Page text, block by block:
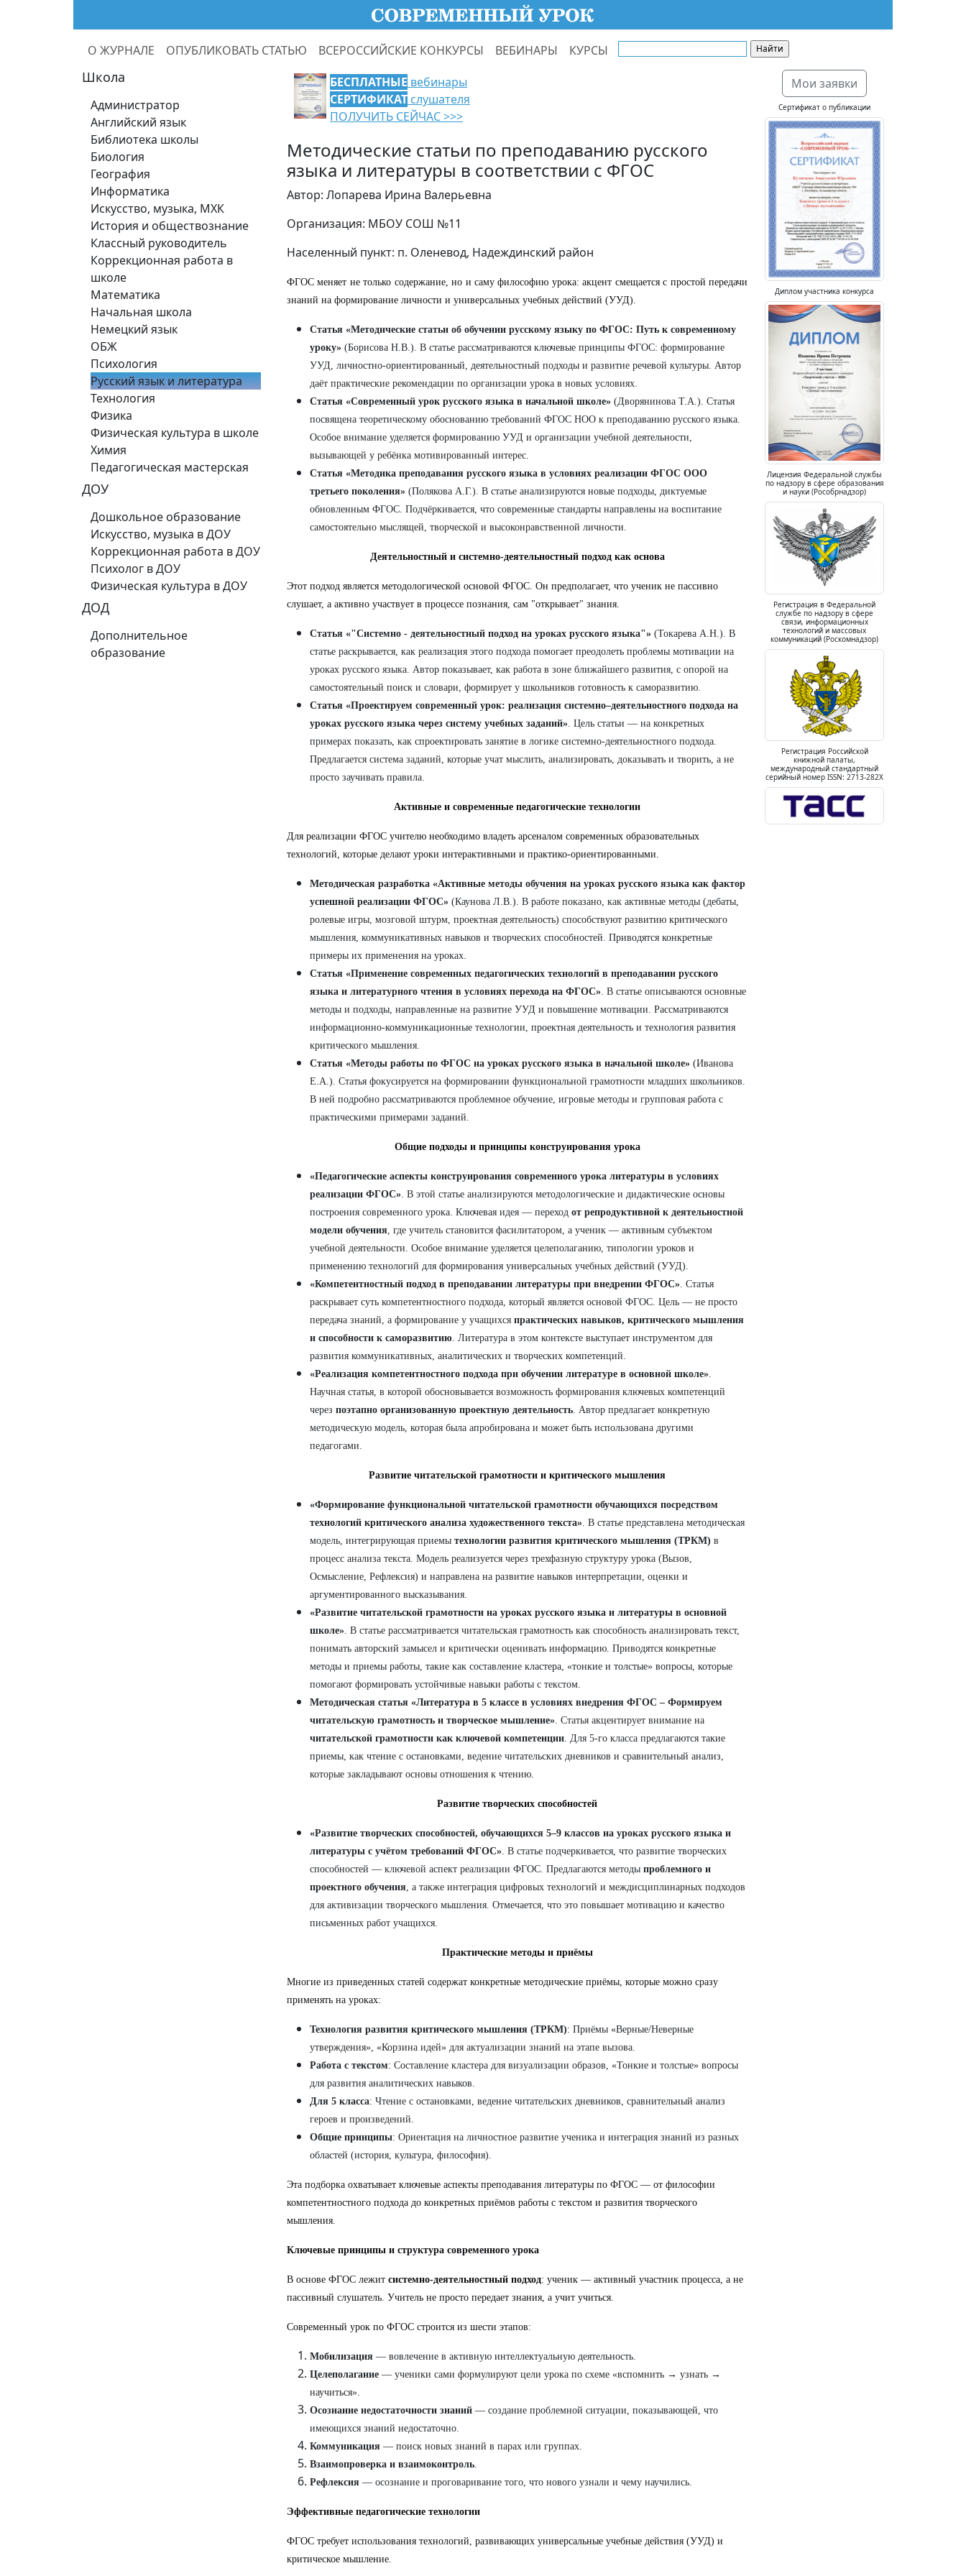
О ЖУРНАЛЕ ОПУБЛИКОВАТЬ СТАТЬЮ ВСЕРОССИЙСКИЕ КОНКУРСЫ ВЕБИНАРЫ КУРСЫ
Школа
Администратор
Английский язык
Библиотека школы
Биология
География
Информатика
Искусство, музыка, МХК
История и обществознание
Классный руководитель
Коррекционная работа в
школе
Математика
Начальная школа
Немецкий язык
ОБЖ
Психология
Русский язык и литература
Технология
Физика
Физическая культура в школе
Химия
Педагогическая мастерская
ДОУ
Дошкольное образование
Искусство, музыка в ДОУ
Коррекционная работа в ДОУ
Психолог в ДОУ
Физическая культура в ДОУ
ДОД
Дополнительное
образование
БЕСПЛАТНЫЕ вебинары
СЕРТИФИКАТ слушателя
ПОЛУЧИТЬ СЕЙЧАС >>>
Методические статьи по преподаванию русского
языка и литературы в соответствии с ФГОС
Автор: Лопарева Ирина Валерьевна
Организация: МБОУ СОШ №11
Населенный пункт: п. Оленевод, Надеждинский район
ФГОС меняет не только содержание, но и саму философию урока: акцент смещается с простой передачи
знаний на формирование личности и универсальных учебных действий (УУД).
Статья «Методические статьи об обучении русскому языку по ФГОС: Путь к современному
уроку» (Борисова Н.В.). В статье рассматриваются ключевые принципы ФГОС: формирование
УУД, личностно-ориентированный, деятельностный подходы и развитие речевой культуры. Автор
даёт практические рекомендации по организации урока в новых условиях.
Статья «Современный урок русского языка в начальной школе» (Дворянинова Т.А.). Статья
посвящена теоретическому обоснованию требований ФГОС НОО к преподаванию русского языка.
Особое внимание уделяется формированию УУД и организации учебной деятельности,
вызывающей у ребёнка мотивированный интерес.
Статья «Методика преподавания русского языка в условиях реализации ФГОС ООО
третьего поколения» (Полякова А.Г.). В статье анализируются новые подходы, диктуемые
обновленным ФГОС. Подчёркивается, что современные стандарты направлены на воспитание
самостоятельно мыслящей, творческой и высоконравственной личности.
Деятельностный и системно-деятельностный подход как основа
Этот подход является методологической основой ФГОС. Он предполагает, что ученик не пассивно
слушает, а активно участвует в процессе познания, сам "открывает" знания.
Статья «"Системно - деятельностный подход на уроках русского языка"» (Токарева А.Н.). В
статье раскрывается, как реализация этого подхода помогает преодолеть проблемы мотивации на
уроках русского языка. Автор показывает, как работа в зоне ближайшего развития, с опорой на
самостоятельный поиск и словари, формирует у школьников готовность к саморазвитию.
Статья «Проектируем современный урок: реализация системно–деятельностного подхода на
уроках русского языка через систему учебных заданий». Цель статьи — на конкретных
примерах показать, как спроектировать занятие в логике системно-деятельностного подхода.
Предлагается система заданий, которые учат мыслить, анализировать, доказывать и творить, а не
просто заучивать правила.
Активные и современные педагогические технологии
Для реализации ФГОС учителю необходимо владеть арсеналом современных образовательных
технологий, которые делают уроки интерактивными и практико-ориентированными.
Методическая разработка «Активные методы обучения на уроках русского языка как фактор
успешной реализации ФГОС» (Каунова Л.В.). В работе показано, как активные методы (дебаты,
ролевые игры, мозговой штурм, проектная деятельность) способствуют развитию критического
мышления, коммуникативных навыков и творческих способностей. Приводятся конкретные
примеры их применения на уроках.
Статья «Применение современных педагогических технологий в преподавании русского
языка и литературного чтения в условиях перехода на ФГОС». В статье описываются основные
методы и подходы, направленные на развитие УУД и повышение мотивации. Рассматриваются
информационно-коммуникационные технологии, проектная деятельность и технология развития
критического мышления.
Статья «Методы работы по ФГОС на уроках русского языка в начальной школе» (Иванова
Е.А.). Статья фокусируется на формировании функциональной грамотности младших школьников.
В ней подробно рассматриваются проблемное обучение, игровые методы и групповая работа с
практическими примерами заданий.
Общие подходы и принципы конструирования урока
«Педагогические аспекты конструирования современного урока литературы в условиях
реализации ФГОС». В этой статье анализируются методологические и дидактические основы
построения современного урока. Ключевая идея — переход от репродуктивной к деятельностной
модели обучения, где учитель становится фасилитатором, а ученик — активным субъектом
учебной деятельности. Особое внимание уделяется целеполаганию, типологии уроков и
применению технологий для формирования универсальных учебных действий (УУД).
«Компетентностный подход в преподавании литературы при внедрении ФГОС». Статья
раскрывает суть компетентностного подхода, который является основой ФГОС. Цель — не просто
передача знаний, а формирование у учащихся практических навыков, критического мышления
и способности к саморазвитию. Литература в этом контексте выступает инструментом для
развития коммуникативных, аналитических и творческих компетенций.
«Реализация компетентностного подхода при обучении литературе в основной школе».
Научная статья, в которой обосновывается возможность формирования ключевых компетенций
через поэтапно организованную проектную деятельность. Автор предлагает конкретную
методическую модель, которая была апробирована и может быть использована другими
педагогами.
Развитие читательской грамотности и критического мышления
«Формирование функциональной читательской грамотности обучающихся посредством
технологий критического анализа художественного текста». В статье представлена методическая
модель, интегрирующая приемы технологии развития критического мышления (ТРКМ) в
процесс анализа текста. Модель реализуется через трехфазную структуру урока (Вызов,
Осмысление, Рефлексия) и направлена на развитие навыков интерпретации, оценки и
аргументированного высказывания.
«Развитие читательской грамотности на уроках русского языка и литературы в основной
школе». В статье рассматривается читательская грамотность как способность анализировать текст,
понимать авторский замысел и критически оценивать информацию. Приводятся конкретные
методы и приемы работы, такие как составление кластера, «тонкие и толстые» вопросы, которые
помогают формировать устойчивые навыки работы с текстом.
Методическая статья «Литература в 5 классе в условиях внедрения ФГОС – Формируем
читательскую грамотность и творческое мышление». Статья акцентирует внимание на
читательской грамотности как ключевой компетенции. Для 5-го класса предлагаются такие
приемы, как чтение с остановками, ведение читательских дневников и сравнительный анализ,
которые закладывают основы отношения к чтению.
Развитие творческих способностей
«Развитие творческих способностей, обучающихся 5–9 классов на уроках русского языка и
литературы с учётом требований ФГОС». В статье подчеркивается, что развитие творческих
способностей — ключевой аспект реализации ФГОС. Предлагаются методы проблемного и
проектного обучения, а также интеграция цифровых технологий и междисциплинарных подходов
для активизации творческого мышления. Отмечается, что это повышает мотивацию и качество
письменных работ учащихся.
Практические методы и приёмы
Многие из приведенных статей содержат конкретные методические приёмы, которые можно сразу
применять на уроках:
Технология развития критического мышления (ТРКМ): Приёмы «Верные/Неверные
утверждения», «Корзина идей» для актуализации знаний на этапе вызова.
Работа с текстом: Составление кластера для визуализации образов, «Тонкие и толстые» вопросы
для развития аналитических навыков.
Для 5 класса: Чтение с остановками, ведение читательских дневников, сравнительный анализ
героев и произведений.
Общие принципы: Ориентация на личностное развитие ученика и интеграция знаний из разных
областей (история, культура, философия).
Эта подборка охватывает ключевые аспекты преподавания литературы по ФГОС — от философии
компетентностного подхода до конкретных приёмов работы с текстом и развития творческого
мышления.
Ключевые принципы и структура современного урока
В основе ФГОС лежит системно-деятельностный подход: ученик — активный участник процесса, а не
пассивный слушатель. Учитель не просто передает знания, а учит учиться.
Современный урок по ФГОС строится из шести этапов:
Мобилизация — вовлечение в активную интеллектуальную деятельность.
Целеполагание — ученики сами формулируют цели урока по схеме «вспомнить → узнать →
научиться».
Осознание недостаточности знаний — создание проблемной ситуации, показывающей, что
имеющихся знаний недостаточно.
Коммуникация — поиск новых знаний в парах или группах.
Взаимопроверка и взаимоконтроль.
Рефлексия — осознание и проговаривание того, что нового узнали и чему научились.
Эффективные педагогические технологии
ФГОС требует использования технологий, развивающих универсальные учебные действия (УУД) и
критическое мышление.
Мои заявки
Сертификат о публикации
Диплом участника конкурса
Лицензия Федеральной службы
по надзору в сфере образования
и науки (Рособрнадзор)
Регистрация в Федеральной
службе по надзору в сфере
связи, информационных
технологий и массовых
коммуникаций (Роскомнадзор)
Регистрация Российской
книжной палаты,
международный стандартный
серийный номер ISSN: 2713-282X